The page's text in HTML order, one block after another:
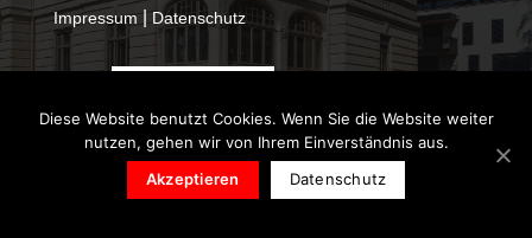
Impressum|Datenschutz
Diese Website benutzt Cookies. Wenn Sie die Website weiter
nutzen, gehen wir von Ihrem Einverständnis aus.
Akzeptieren
Datenschutz